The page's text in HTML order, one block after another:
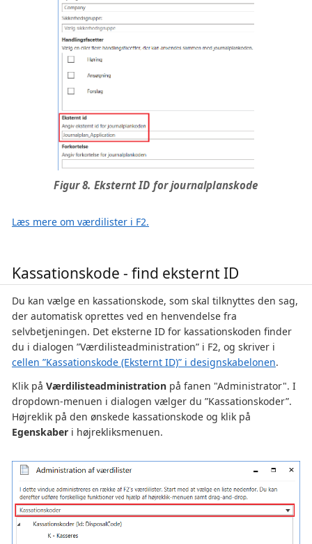
Figur 8. Eksternt ID for journalplanskode
Læs mere om værdilister i F2.
Kassationskode - find eksternt ID
Du kan vælge en kassationskode, som skal tilknyttes den sag,
der automatisk oprettes ved en henvendelse fra
selvbetjeningen. Det eksterne ID for kassationskoden finder
du i dialogen ”Værdilisteadministration” i F2, og skriver i
cellen ”Kassationskode (Eksternt ID)” i designskabelonen.
Klik på Værdilisteadministration på fanen "Administrator". I
dropdown-menuen i dialogen vælger du ”Kassationskoder”.
Højreklik på den ønskede kassationskode og klik på
Egenskaber i højrekliksmenuen.